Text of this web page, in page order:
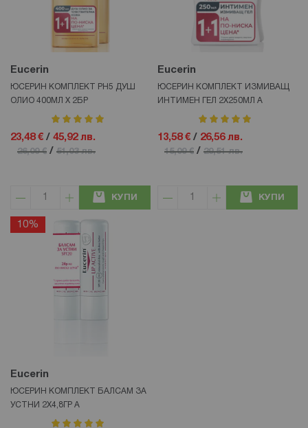
Eucerin
ЮСЕРИН КОМПЛЕКТ PH5 ДУШ
ОЛИО 400МЛ Х 2БР
рейтинг:
23,48 € / 45,92 лв.
26,09 € / 51,03 лв.
КУПИ
Eucerin
ЮСЕРИН КОМПЛЕКТ ИЗМИВАЩ
ИНТИМЕН ГЕЛ 2Х250МЛ А
рейтинг:
13,58 € / 26,56 лв.
15,09 € / 29,51 лв.
КУПИ
10%
Eucerin
ЮСЕРИН КОМПЛЕКТ БАЛСАМ ЗА
УСТНИ 2Х4,8ГР А
рейтинг: